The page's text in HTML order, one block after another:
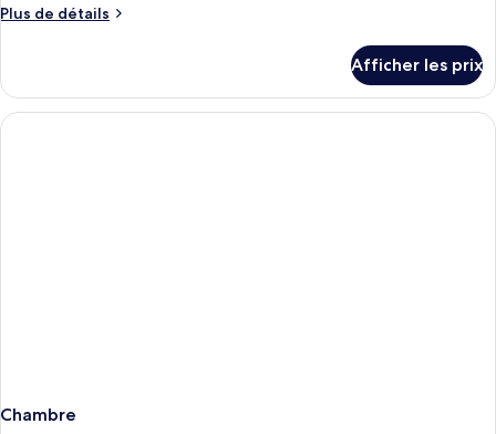
chambre :
balcon
(Urban
Plus de détails
Plus
Chambre
double,
balcon
Afficher les prix
Chambre